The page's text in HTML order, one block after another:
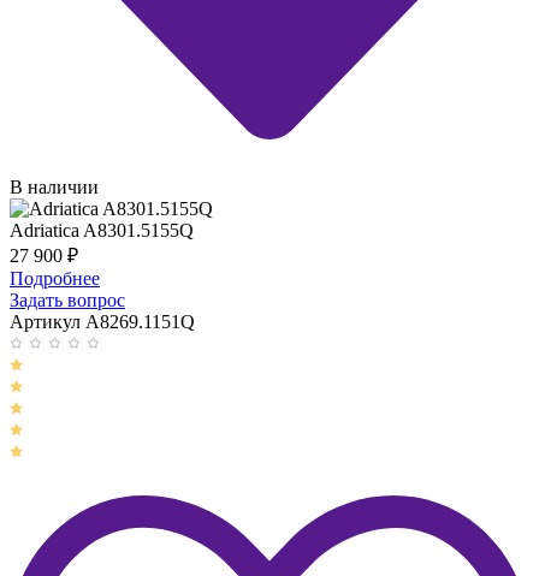
В наличии
Adriatica A8301.5155Q
27 900 ₽
Подробнее
Задать вопрос
Артикул A8269.1151Q